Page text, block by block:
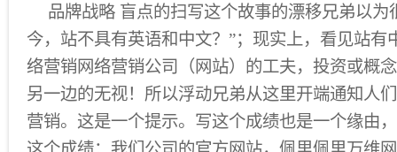
品牌战略 盲点的扫写这个故事的漂移兄弟以为
今，站不具有英语和中文？”；现实上，看见站有
络营销网络营销公司（网站）的工夫，投资或概
另一边的无视！所以浮动兄弟从这里开端通知人
营销。这是一个提示。写这个成绩也是一个缘由